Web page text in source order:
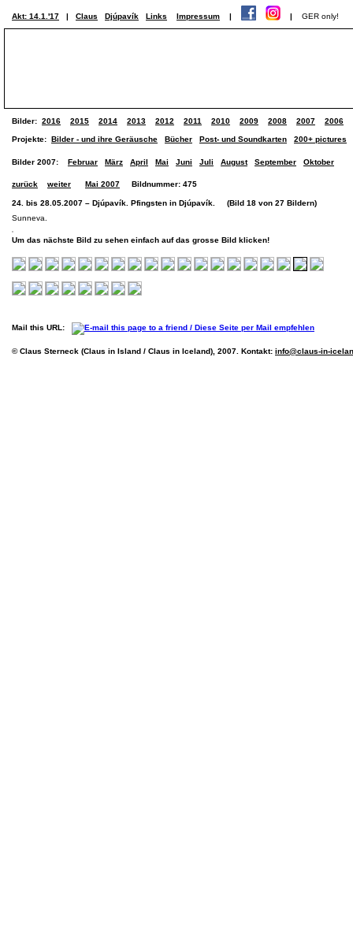
Akt: 14.1.'17 | Claus Djúpavík Links Impressum | | GER only!
Bilder: 2016 2015 2014 2013 2012 2011 2010 2009 2008 2007 2006
Projekte: Bilder - und ihre Geräusche Bücher Post- und Soundkarten 200+ pictures
Bilder 2007: Februar März April Mai Juni Juli August September Oktober
zurück weiter Mai 2007 Bildnummer: 475
24. bis 28.05.2007 – Djúpavík. Pfingsten in Djúpavík. (Bild 18 von 27 Bildern)
Sunneva.
Um das nächste Bild zu sehen einfach auf das grosse Bild klicken!
Mail this URL:
© Claus Sterneck (Claus in Island / Claus in Iceland), 2007. Kontakt: info@claus-in-